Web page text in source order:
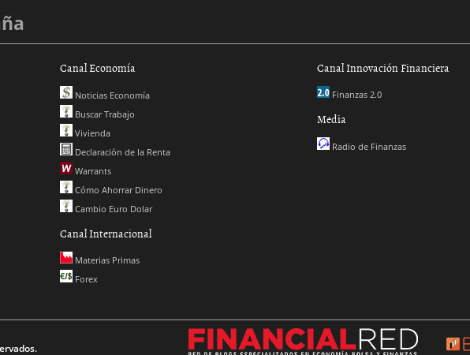
Canal Economía
Noticias Economía
Buscar Trabajo
Vivienda
Declaración de la Renta
Warrants
Cómo Ahorrar Dinero
Cambio Euro Dolar
Canal Internacional
Materias Primas
Forex
Canal Innovación Financiera
Finanzas 2.0
Media
Radio de Finanzas